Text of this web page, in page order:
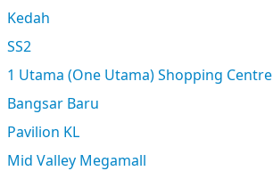
Kedah
SS2
1 Utama (One Utama) Shopping Centre
Bangsar Baru
Pavilion KL
Mid Valley Megamall